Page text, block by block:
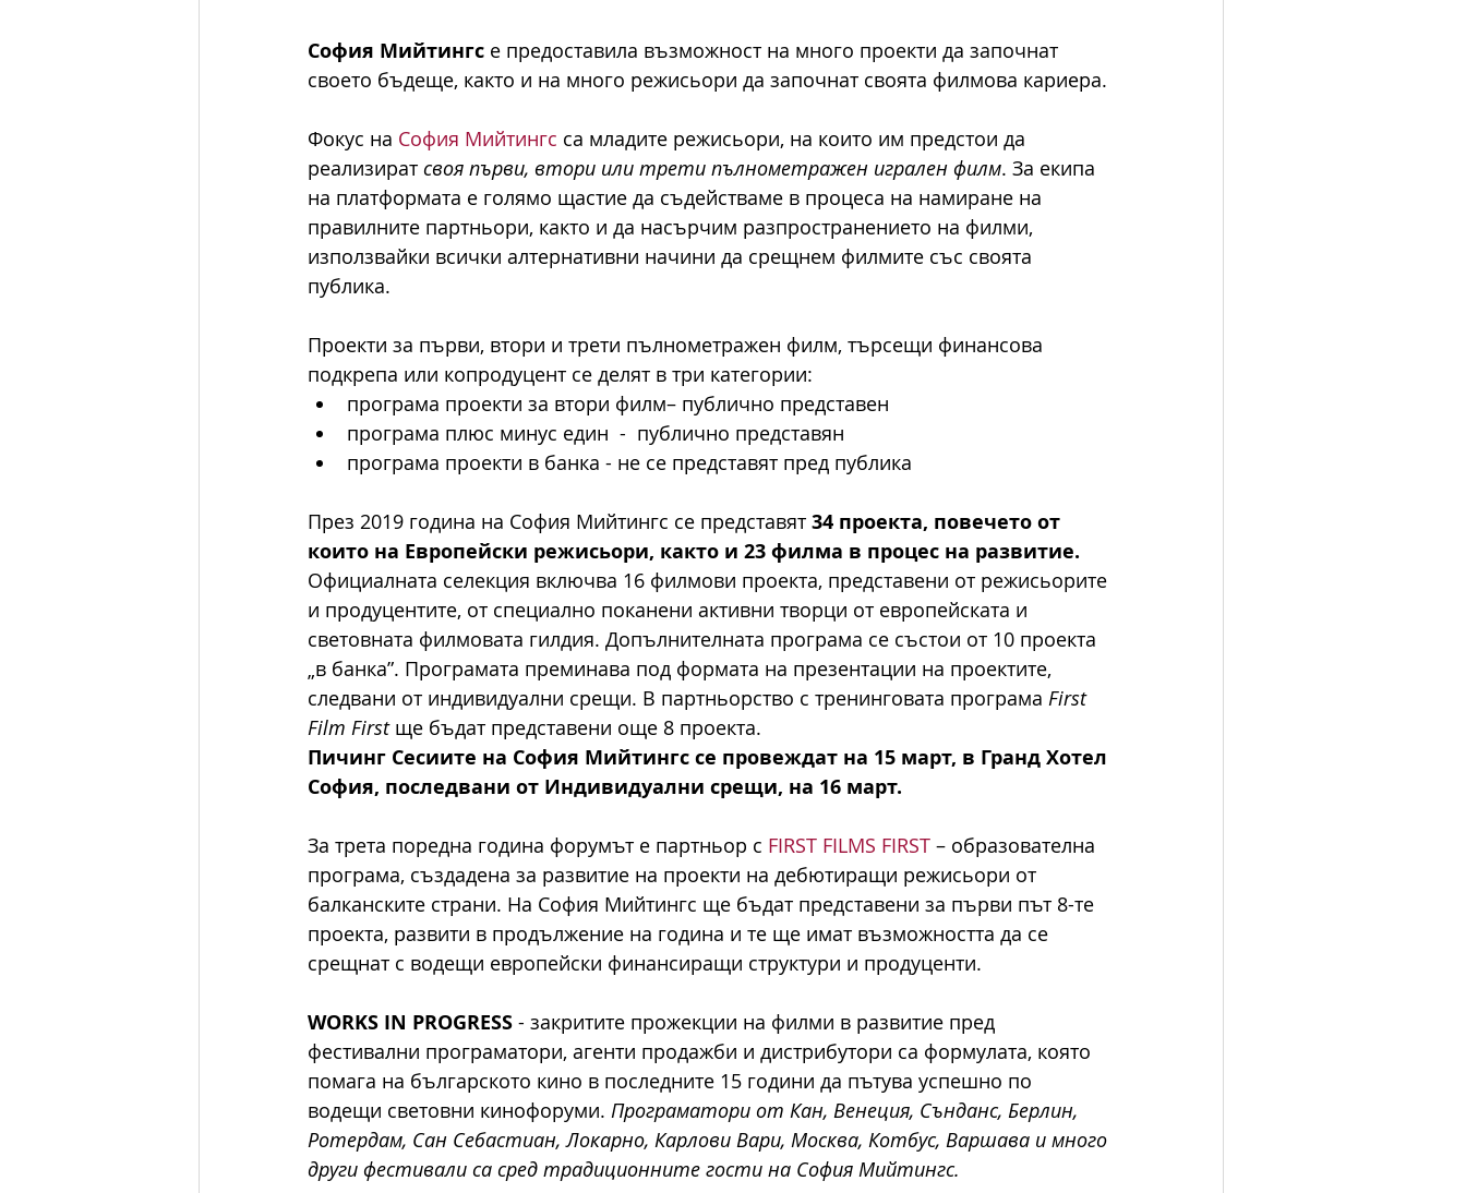
София Мийтингс е предоставила възможност на много проекти да започнат
своето бъдеще, както и на много режисьори да започнат своята филмова кариера.
Фокус на София Мийтингс са младите режисьори, на които им предстои да
реализират своя първи, втори или трети пълнометражен игрален филм. За екипа
на платформата е голямо щастие да съдействаме в процеса на намиране на
правилните партньори, както и да насърчим разпространението на филми,
използвайки всички алтернативни начини да срещнем филмите със своята
публика.
Проекти за първи, втори и трети пълнометражен филм, търсещи финансова
подкрепа или копродуцент се делят в три категории:
програма проекти за втори филм– публично представен
програма плюс минус един  -  публично представян
програма проекти в банка - не се представят пред публика
През 2019 година на София Мийтингс се представят 34 проекта, повечето от
които на Европейски режисьори, както и 23 филма в процес на развитие.
Официалната селекция включва 16 филмови проекта, представени от режисьорите
и продуцентите, от специално поканени активни творци от европейската и
световната филмовата гилдия. Допълнителната програма се състои от 10 проекта
„в банка”. Програмата преминава под формата на презентации на проектите,
следвани от индивидуални срещи. В партньорство с тренинговата програма First
Film First ще бъдат представени още 8 проекта.
Пичинг Сесиите на София Мийтингс се провеждат на 15 март, в Гранд Хотел
София, последвани от Индивидуални срещи, на 16 март.
За трета поредна година форумът е партньор с FIRST FILMS FIRST – образователна
програма, създадена за развитие на проекти на дебютиращи режисьори от
балканските страни. На София Мийтингс ще бъдат представени за първи път 8-те
проекта, развити в продължение на година и те ще имат възможността да се
срещнат с водещи европейски финансиращи структури и продуценти.
WORKS IN PROGRESS - закритите прожекции на филми в развитие пред
фестивални програматори, агенти продажби и дистрибутори са формулата, която
помага на българското кино в последните 15 години да пътува успешно по
водещи световни кинофоруми. Програматори от Кан, Венеция, Сънданс, Берлин,
Ротердам, Сан Себастиан, Локарно, Карлови Вари, Москва, Котбус, Варшава и много
други фестивали са сред традиционните гости на София Мийтингс.